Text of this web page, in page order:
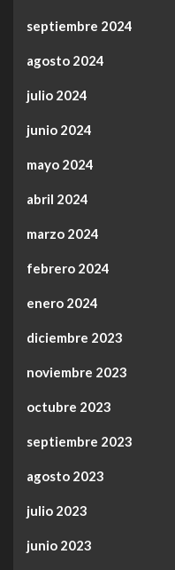
septiembre 2024
agosto 2024
julio 2024
junio 2024
mayo 2024
abril 2024
marzo 2024
febrero 2024
enero 2024
diciembre 2023
noviembre 2023
octubre 2023
septiembre 2023
agosto 2023
julio 2023
junio 2023